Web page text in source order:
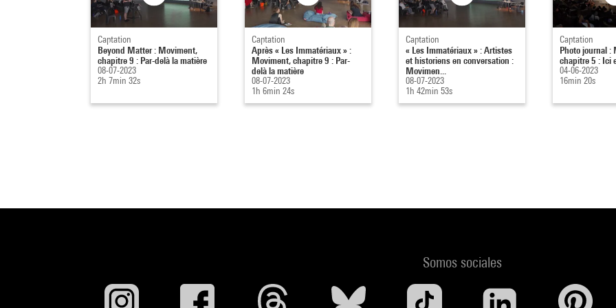
Captation
Beyond Matter : Moviment,
chapitre 9 : Par-delà la matière
08-07-2023
2h 7min 32s
Captation
Après « Les Immatériaux » :
Moviment, chapitre 9 : Par-
delà la matière
08-07-2023
1h 6min 24s
Captation
« Les Immatériaux » : Artistes
et historiens en conversation :
Movimen...
08-07-2023
1h 42min 53s
Captation
Photo journal :
chapitre 5 : Ici
04-06-2023
16min 20s
Somos sociales